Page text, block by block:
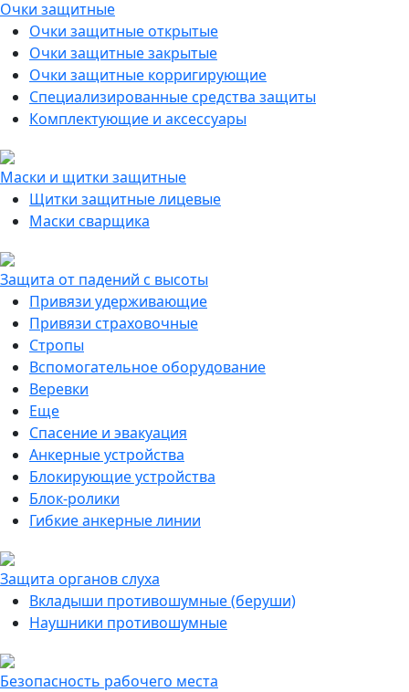
Очки защитные
Очки защитные открытые
Очки защитные закрытые
Очки защитные корригирующие
Специализированные средства защиты
Комплектующие и аксессуары
Маски и щитки защитные
Щитки защитные лицевые
Маски сварщика
Защита от падений с высоты
Привязи удерживающие
Привязи страховочные
Стропы
Вспомогательное оборудование
Веревки
Еще
Спасение и эвакуация
Анкерные устройства
Блокирующие устройства
Блок-ролики
Гибкие анкерные линии
Защита органов слуха
Вкладыши противошумные (беруши)
Наушники противошумные
Безопасность рабочего места